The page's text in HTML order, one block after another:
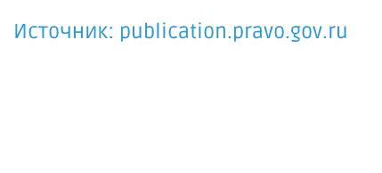
Источник: publication.pravo.gov.ru